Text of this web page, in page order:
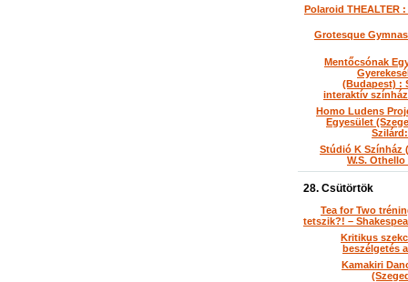
Polaroid THEALTER
Grotesque
Mentőcsónak
(Budapest) :
interaktív
Homo Ludens
Egyesület
Stúdió K Színház
W.S.
28. Csütörtök
Tea for Two
tetszik?! –
Kritikus
beszélgetés
Kamakiri